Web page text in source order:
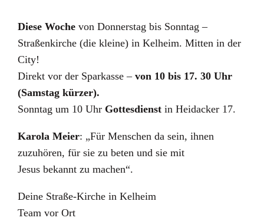
Diese Woche von Donnerstag bis Sonntag –
Straßenkirche (die kleine) in Kelheim. Mitten in der
City!
Direkt vor der Sparkasse –von 10 bis 17. 30 Uhr
(Samstag kürzer).
Sonntag um 10 Uhr Gottesdienst in Heidacker 17.
Karola Meier: „Für Menschen da sein, ihnen
zuzuhören, für sie zu beten und sie mit
Jesus bekannt zu machen“.
Deine Straße-Kirche in Kelheim
Team vor Ort